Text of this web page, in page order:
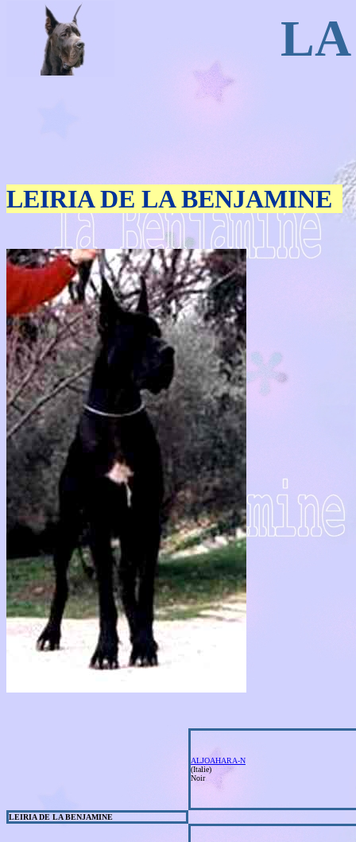
LEIRIA DE LA BENJAMINE
ALJOAHARA-N
(Italie)
Noir
LEIRIA DE LA BENJAMINE